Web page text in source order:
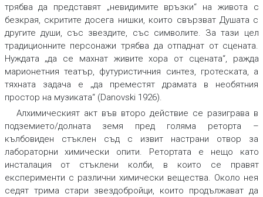
трябва да представят „невидимите връзки“ на живота с
безкрая, скритите досега нишки, които свързват Душата с
другите души, със звездите, със символите. За тази цел
традиционните персонажи трябва да отпаднат от сцената.
Нуждата „да се махнат живите хора от сцената“, ражда
марионетния театър, футуристичния синтез, гротеската, а
тяхната задача е „да преместят драмата в необятния
простор на музиката“ (Danovski 1926).
Алхимическият акт във второ действие се разиграва в
подземието/долната земя пред голяма реторта –
кълбовиден стъклен съд с извит настрани отвор за
лабораторни химически опити. Ретортата е нещо като
инсталация от стъклени колби, в които се правят
експерименти с различни химически вещества. Около нея
седят трима стари звездобройци, които продължават да